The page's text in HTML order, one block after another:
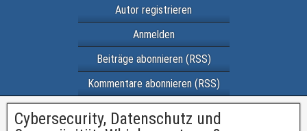
Autor registrieren
Anmelden
Beiträge abonnieren (RSS)
Kommentare abonnieren (RSS)
Cybersecurity, Datenschutz und